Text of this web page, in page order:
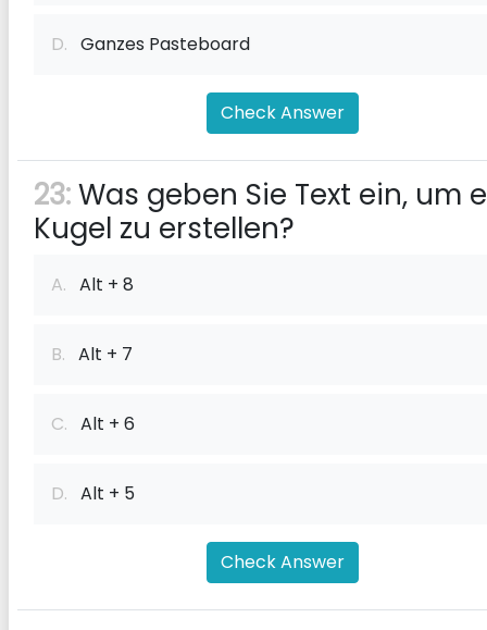
D. Ganzes Pasteboard
Check Answer
23:Was geben Sie Text ein, um
Kugel zu erstellen?
A. Alt + 8
B. Alt + 7
C. Alt + 6
D. Alt + 5
Check Answer